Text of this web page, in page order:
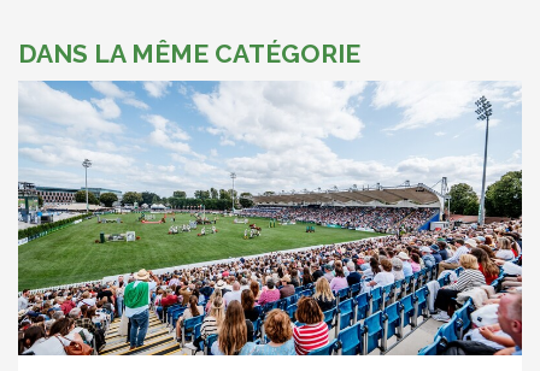
DANS LA MÊME CATÉGORIE